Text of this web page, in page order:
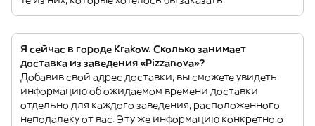
Я сейчас в городе Krakow. Сколько занимает
доставка из заведения «Pizzanova»?
Добавив свой адрес доставки, вы сможете увидеть
информацию об ожидаемом времени доставки
отдельно для каждого заведения, расположенного
неподалеку от вас. Эту же информацию конкретно о